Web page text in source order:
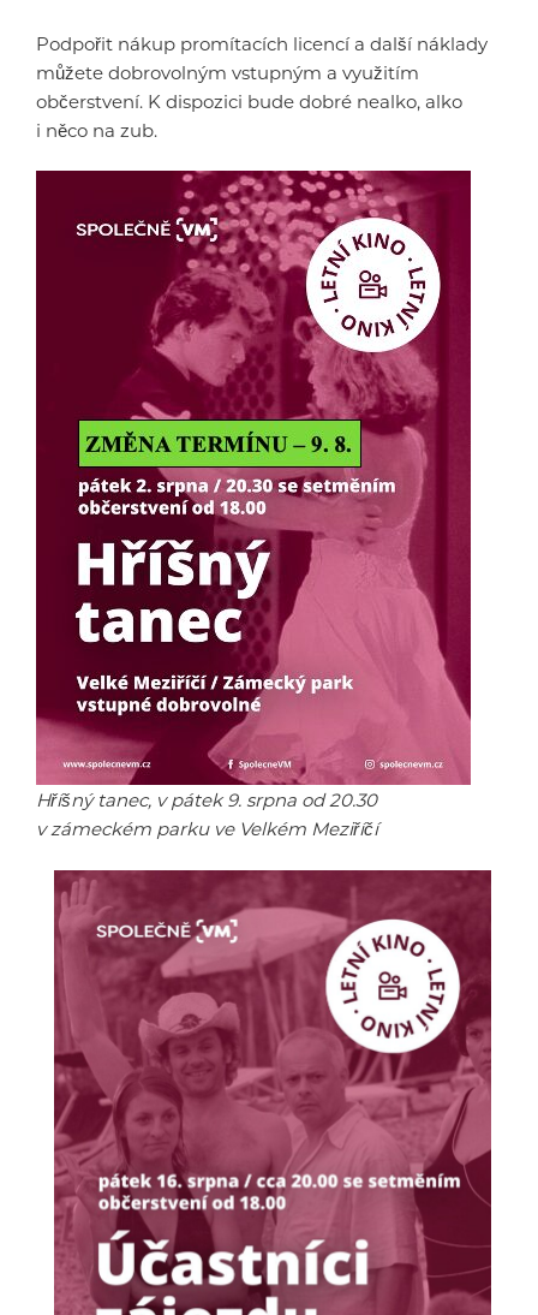
Podpořit nákup promítacích licencí a další náklady
můžete dobrovolným vstupným a využitím
občerstvení. K dispozici bude dobré nealko, alko
i něco na zub.
Hříšný tanec, v pátek 9. srpna od 20.30
v zámeckém parku ve Velkém Meziříčí